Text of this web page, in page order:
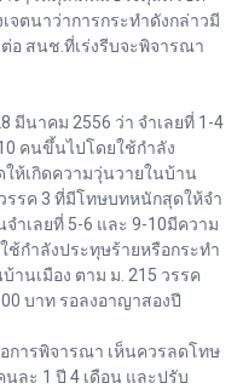
จตนาว่าการกระทำดังกล่าวมี
อ สนช.ที่เร่งรีบจะพิจารณา
นาคม 2556 ว่า จำเลยที่ 1-4
คนขึ้นไปโดยใช้กำลัง
ห้เกิดความวุ่นวายในบ้าน
รรค 3 ที่มีโทษบทหนักสุดให้จำ
ำเลยที่ 5-6 และ 9-10มีความ
กำลังประทุษร้ายหรือกระทำ
านเมือง ตาม ม. 215 วรรค
บาท รอลงอาญาสองปี
การพิจารณา เห็นควรลดโทษ
นละ 1 ปี 4 เดือน และปรับ